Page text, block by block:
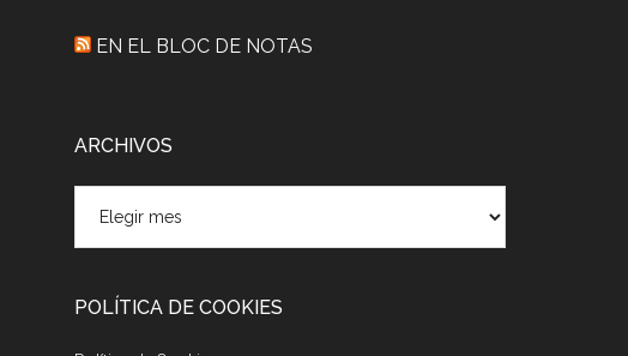
EN EL BLOC DE NOTAS
ARCHIVOS
POLÍTICA DE COOKIES